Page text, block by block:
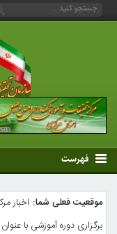
فهرست
موقعیت فعلی شما: اخبار
برگزاری دوره آموزشی با